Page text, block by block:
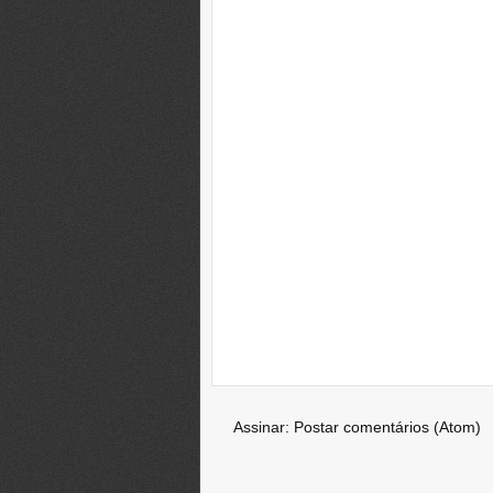
Assinar: Postar comentários (Atom)